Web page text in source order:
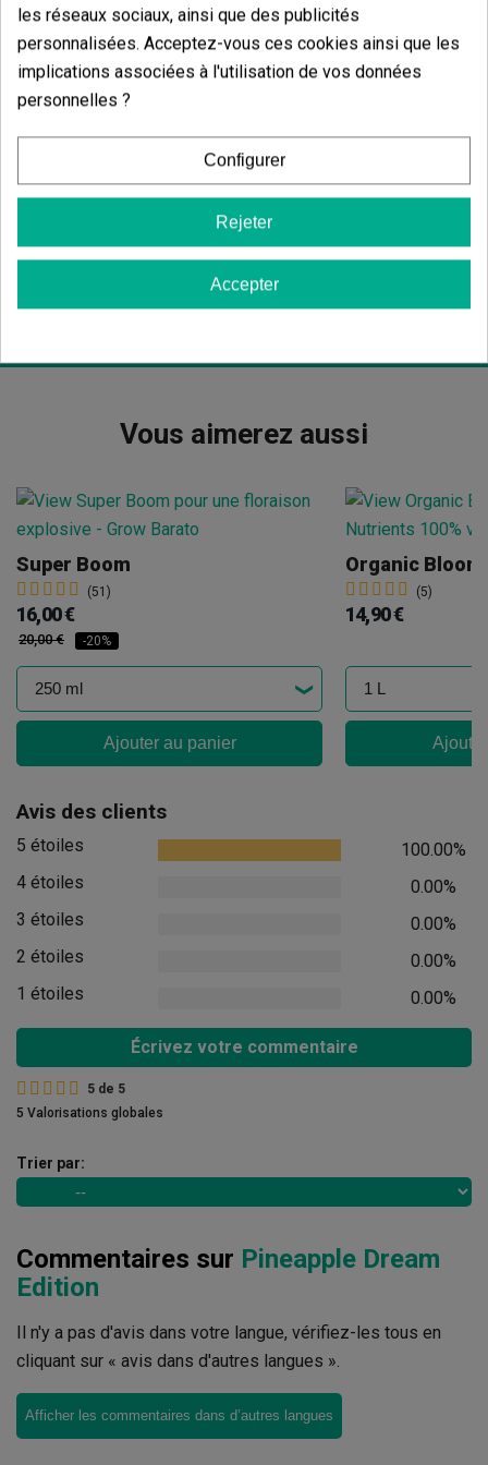
un usage pendant la journée tant pour réaliser des
activités créatives que dans les réunions sociales.
Par ailleurs, elle peut être une excellente solution
pour augmenter l'appétit chez les personnes
souffrant de troubles alimentaires.
Données importantes sur la variété Pineapple
Dream Edition :
: 70 / 30 %
: 9 - 10 semaines en intérieur et mi-
octobre en extérieur.
: 0,7 - 1,1 m en intérieur et 1,2 - 1,8 m en
Vous aimerez aussi
Super Boom
(51)
16,00 €
20,00 € -20%
Ajouter au panier
Organic
(5)
14,90 €
Avis des clients
5 étoiles
100.00%
4 étoiles
0.00%
3 étoiles
0.00%
2 étoiles
0.00%
1 étoiles
0.00%
Écrivez votre commentaire
5 de 5
5 Valorisations globales
Trier par:
Commentaires sur Pineapple Dream
Edition
Il n'y a pas d'avis dans votre langue, vérifiez-les tous en
cliquant sur « avis dans d'autres langues ».
Afficher les commentaires dans d’autres langues
les réseaux sociaux, ainsi que des publicités
personnalisées. Acceptez-vous ces cookies ainsi que les
implications associées à l'utilisation de vos données
personnelles ?
Configurer
Rejeter
Accepter